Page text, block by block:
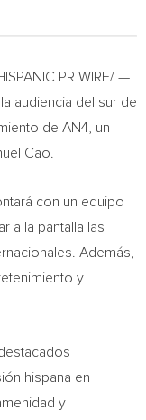
PR WIRE/ —
audiencia del sur de
de AN4, un
Cao
con un equipo
a la pantalla las
Además,
y
hispana en
y